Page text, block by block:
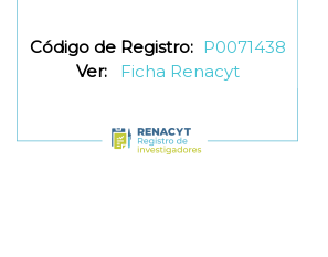
Código de Registro: P0071438
Ver:
Ficha Renacyt